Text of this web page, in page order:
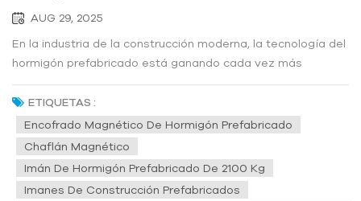
AUG 29, 2025
En la industria de la construcción moderna, la tecnología del
hormigón prefabricado está ganando cada vez más
popularidad gracias a su alta eficiencia, respeto al medio
ambiente y calidad controlada. En medio de esta transición
hacia la prefabricación, una innovación tecnológica
relativamente discre...
ETIQUETAS :
Encofrado Magnético De Hormigón Prefabricado
Chaflán Magnético
Imán De Hormigón Prefabricado De 2100 Kg
Imanes De Construcción Prefabricados